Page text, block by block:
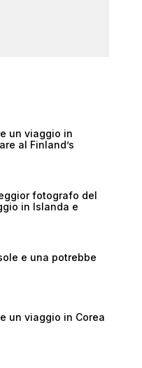
un viaggio in
al Finland’s
fotografo del
in Islanda e
e una potrebbe
un viaggio in Corea